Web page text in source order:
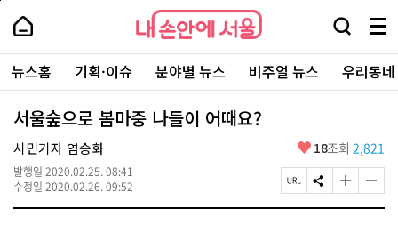
본
로
가
내
손
안
에
서
울
-
서
울
시
대
표
소
내
손
에
울
검
창
열
기
메
뉴
전
체
보
주
요
서
뉴스홈 기획·이슈 분야별 뉴스 비주얼 뉴스 우리동
서울숲으로 봄마중 나들이 어때요?
시민기자 염승화
발행일 2020.02.25. 08:41
수정일 2020.02.26. 09:52
좋
요
18조회 2,821
페
이
S
N
글
자
글
자
페
상
단
로